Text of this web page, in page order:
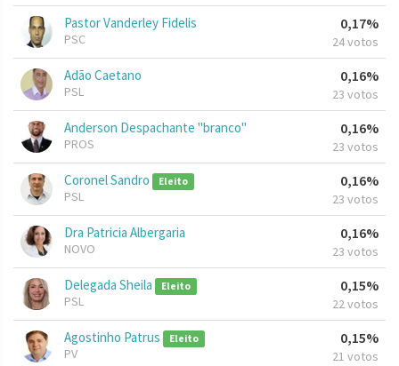
Pastor Vanderley Fidelis
PSC
0,17%
24 votos
Adão Caetano
PSL
0,16%
23 votos
Anderson Despachante "branco"
PROS
0,16%
23 votos
Coronel Sandro Eleito
PSL
0,16%
23 votos
Dra Patricia Albergaria
NOVO
0,16%
23 votos
Delegada Sheila Eleito
PSL
0,15%
22 votos
Agostinho Patrus Eleito
PV
0,15%
21 votos